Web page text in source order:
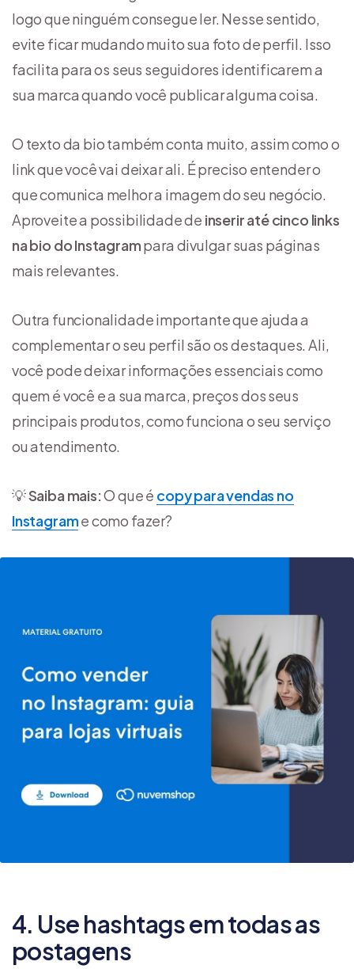
logo que ninguém consegue ler. Nesse sentido,
evite ficar mudando muito sua foto de perfil. Isso
facilita para os seus seguidores identificarem a
sua marca quando você publicar alguma coisa.
O texto da bio também conta muito, assim como o
link que você vai deixar ali. É preciso entender o
que comunica melhor a imagem do seu negócio.
Aproveite a possibilidade de inserir até cinco links
na bio do Instagrampara divulgar suas páginas
mais relevantes.
Outra funcionalidade importante que ajuda a
complementar o seu perfil são os destaques. Ali,
você pode deixar informações essenciais como
quem é você e a sua marca, preços dos seus
principais produtos, como funciona o seu serviço
ou atendimento.
💡Saiba mais:O que é copy para vendas no
Instagrame como fazer?
4. Use hashtags em todas as
postagens